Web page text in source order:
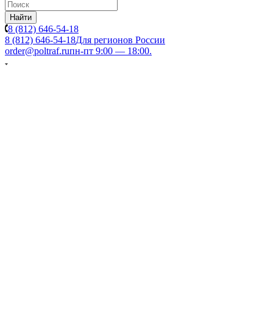
Найти
8 (812) 646-54-18
8 (812) 646-54-18Для регионов России
order@poltraf.ruпн-пт 9:00 — 18:00.